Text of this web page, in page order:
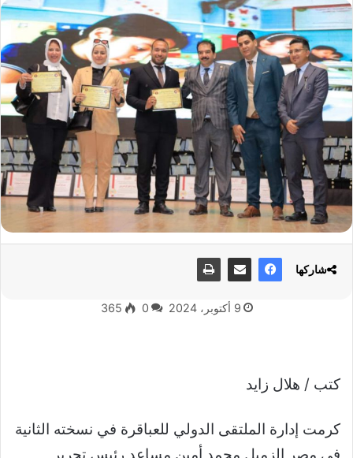
9 أكتوبر، 2024 0
365
كتب / هلال زايد
كرمت إدارة الملتقى الدولي للعباقرة في نسخته الثانية
شاركها